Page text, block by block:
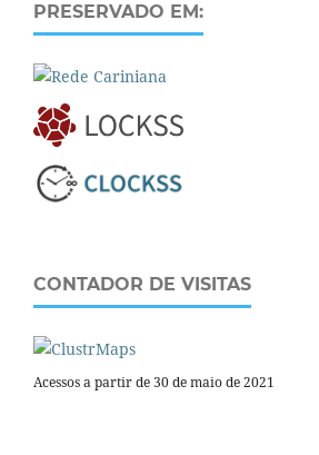
PRESERVADO EM:
CONTADOR DE VISITAS
Acessos a partir de 30 de maio de 2021